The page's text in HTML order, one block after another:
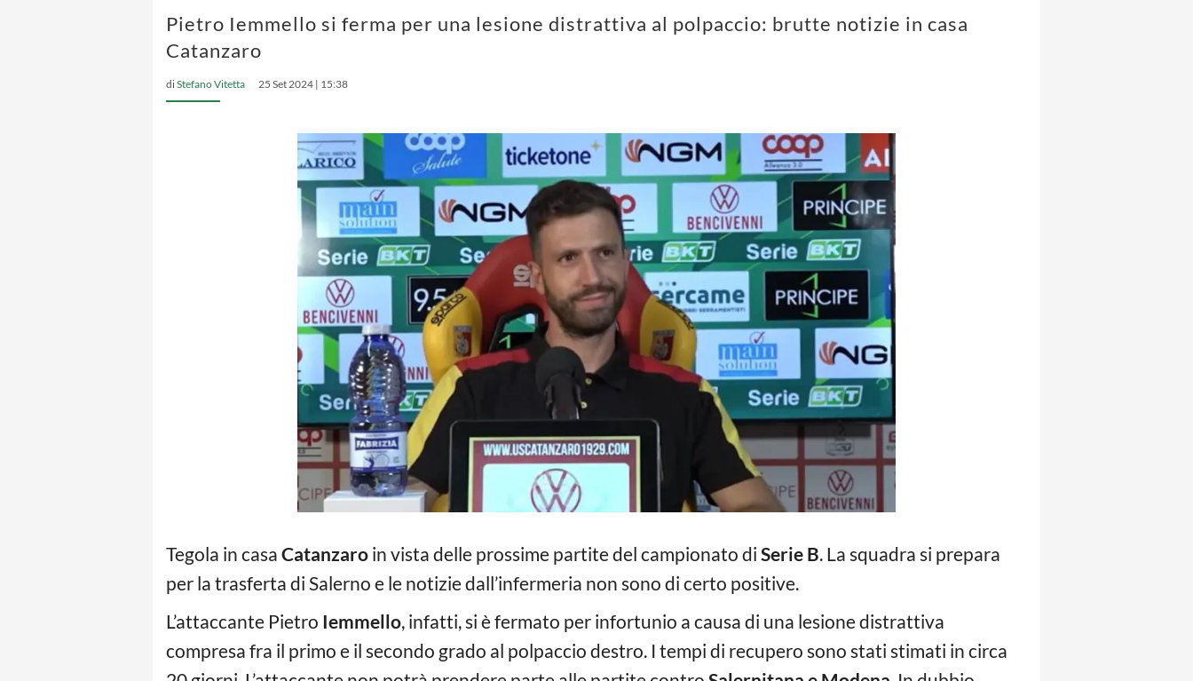
Pietro Iemmello si ferma per una lesione distrattiva al polpaccio: brutte notizie in casa
Catanzaro
diStefano Vitetta 25 Set 2024 | 15:38
Tegola in casa Catanzaro in vista delle prossime partite del campionato di Serie B. La squadra si prepara
per la trasferta di Salerno e le notizie dall’infermeria non sono di certo positive.
L’attaccante Pietro Iemmello, infatti, si è fermato per infortunio a causa di una lesione distrattiva
compresa fra il primo e il secondo grado al polpaccio destro. I tempi di recupero sono stati stimati in circa